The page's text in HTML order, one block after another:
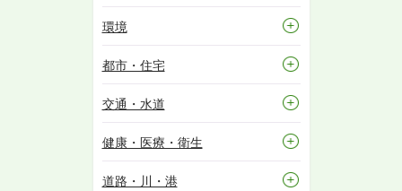
環境
都市・住宅
交通・水道
健康・医療・衛生
道路・川・港